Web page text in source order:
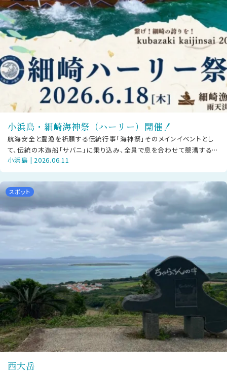
小浜島・細崎海神祭（ハーリー）開催！
航海安全と豊漁を祈願する伝統行事「海神祭」そのメインイベントとし
て、伝統の木造船「サバニ」に乗り込み、全員で息を合わせて競漕する
「ハーリー」が今年も開催されます
小浜島 | 2026.06.11
スポット
西大岳